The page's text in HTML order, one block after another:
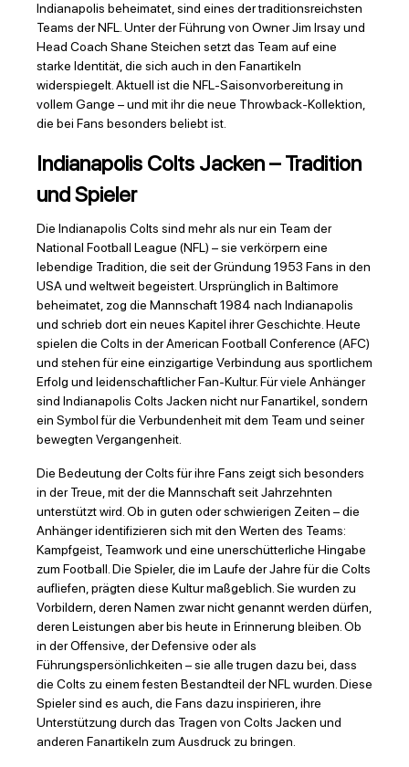
Indianapolis beheimatet, sind eines der traditionsreichsten
Teams der NFL. Unter der Führung von Owner Jim Irsay und
Head Coach Shane Steichen setzt das Team auf eine
starke Identität, die sich auch in den Fanartikeln
widerspiegelt. Aktuell ist die NFL-Saisonvorbereitung in
vollem Gange – und mit ihr die neue Throwback-Kollektion,
die bei Fans besonders beliebt ist.
Indianapolis Colts Jacken – Tradition
und Spieler
Die Indianapolis Colts sind mehr als nur ein Team der
National Football League (NFL) – sie verkörpern eine
lebendige Tradition, die seit der Gründung 1953 Fans in den
USA und weltweit begeistert. Ursprünglich in Baltimore
beheimatet, zog die Mannschaft 1984 nach Indianapolis
und schrieb dort ein neues Kapitel ihrer Geschichte. Heute
spielen die Colts in der American Football Conference (AFC)
und stehen für eine einzigartige Verbindung aus sportlichem
Erfolg und leidenschaftlicher Fan-Kultur. Für viele Anhänger
sind Indianapolis Colts Jacken nicht nur Fanartikel, sondern
ein Symbol für die Verbundenheit mit dem Team und seiner
bewegten Vergangenheit.
Die Bedeutung der Colts für ihre Fans zeigt sich besonders
in der Treue, mit der die Mannschaft seit Jahrzehnten
unterstützt wird. Ob in guten oder schwierigen Zeiten – die
Anhänger identifizieren sich mit den Werten des Teams:
Kampfgeist, Teamwork und eine unerschütterliche Hingabe
zum Football. Die Spieler, die im Laufe der Jahre für die Colts
aufliefen, prägten diese Kultur maßgeblich. Sie wurden zu
Vorbildern, deren Namen zwar nicht genannt werden dürfen,
deren Leistungen aber bis heute in Erinnerung bleiben. Ob
in der Offensive, der Defensive oder als
Führungspersönlichkeiten – sie alle trugen dazu bei, dass
die Colts zu einem festen Bestandteil der NFL wurden. Diese
Spieler sind es auch, die Fans dazu inspirieren, ihre
Unterstützung durch das Tragen von Colts Jacken und
anderen Fanartikeln zum Ausdruck zu bringen.